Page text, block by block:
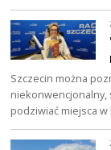
Szczecin można
niekonwencjonalny,
podziwiać miejsca